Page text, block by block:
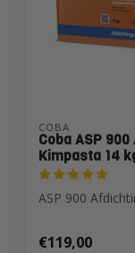
COBA
Coba ASP
Kimpasta 14
ASP 900
€119,00